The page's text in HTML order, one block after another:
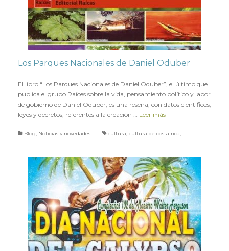
Los Parques Nacionales de Daniel Oduber
El libro “Los Parques Nacionales de Daniel Oduber”, el último que
publica el grupo Raíces sobre la vida, pensamiento político y labor
de gobierno de Daniel Oduber, es una reseña, con datos científicos,
leyes y decretos, referentes a la creación … Leer más
Blog, Noticias y novedades cultura, cultura de costa rica;